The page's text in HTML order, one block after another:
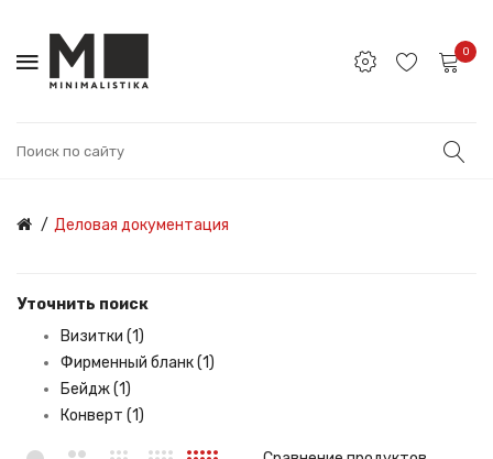
0
Деловая документация
Уточнить поиск
Визитки (1)
Фирменный бланк (1)
Бейдж (1)
Конверт (1)